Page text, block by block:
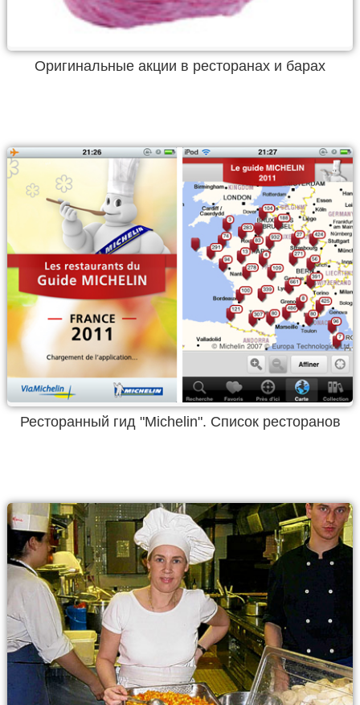
Оригинальные акции в ресторанах и барах
Ресторанный гид "Michelin". Список ресторанов